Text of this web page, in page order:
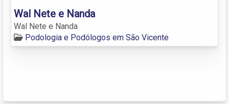
Wal Nete e Nanda
Wal Nete e Nanda
Podologia e Podólogos em São Vicente